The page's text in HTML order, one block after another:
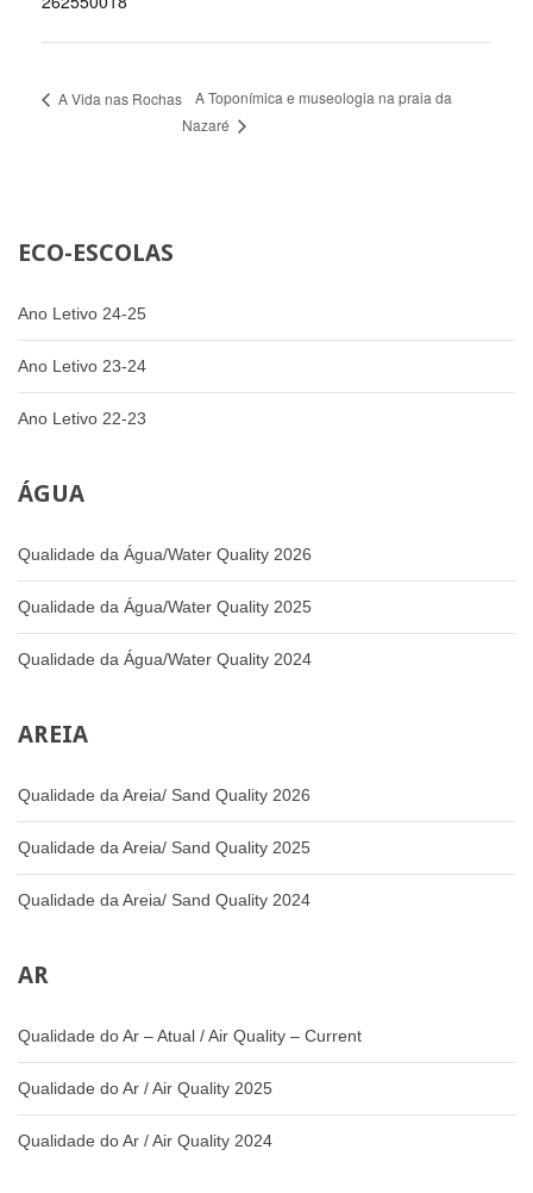
A Vida nas Rochas
A Toponímica e museologia na praia da
Nazaré
ECO-ESCOLAS
Ano Letivo 24-25
Ano Letivo 23-24
Ano Letivo 22-23
ÁGUA
Qualidade da Água/Water Quality 2026
Qualidade da Água/Water Quality 2025
Qualidade da Água/Water Quality 2024
AREIA
Qualidade da Areia/ Sand Quality 2026
Qualidade da Areia/ Sand Quality 2025
Qualidade da Areia/ Sand Quality 2024
AR
Qualidade do Ar – Atual / Air Quality – Current
Qualidade do Ar / Air Quality 2025
Qualidade do Ar / Air Quality 2024